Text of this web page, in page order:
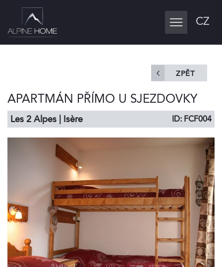
Toggle
navigation
CZ
ZPĚT
APARTMÁN PŘÍMO U SJEZDOVKY
Les 2 Alpes | Isère ID: FCF004